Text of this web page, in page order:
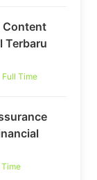
Content
Terbaru
Full Time
Time